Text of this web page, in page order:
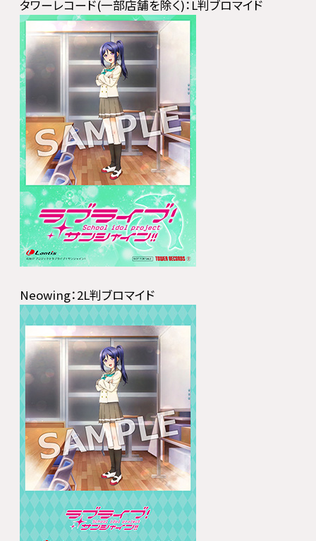
タワーレコード(一部店舗を除く)：L判ブロマイド
Neowing：2L判ブロマイド